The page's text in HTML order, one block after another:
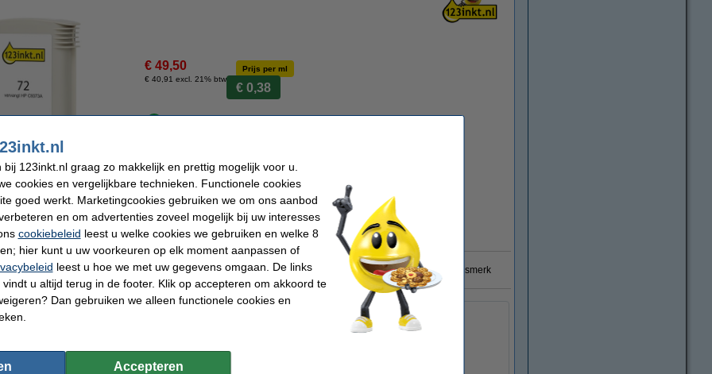
€ 49,50
€ 40,91 excl. 21% btw
Prijs per ml
€ 0,38
Bestellen
inkt van Nederland Consumentenbond: 9/10 tevreden over huismerk 100% garantie op 123inkt huismerk
inkt).
123inkt.nl graag zo makkelijk en prettig mogelijk voor u.
cookies en vergelijkbare technieken. Functionele cookies
goed werkt. Marketingcookies gebruiken we om ons aanbod
en om advertenties zoveel mogelijk bij uw interesses
cookiebeleid leest u welke cookies we gebruiken en welke 8
hier kunt u uw voorkeuren op elk moment aanpassen of
leest u hoe we met uw gegevens omgaan. De links
u altijd terug in de footer. Klik op accepteren om akkoord te
Dan gebruiken we alleen functionele cookies en
Accepteren